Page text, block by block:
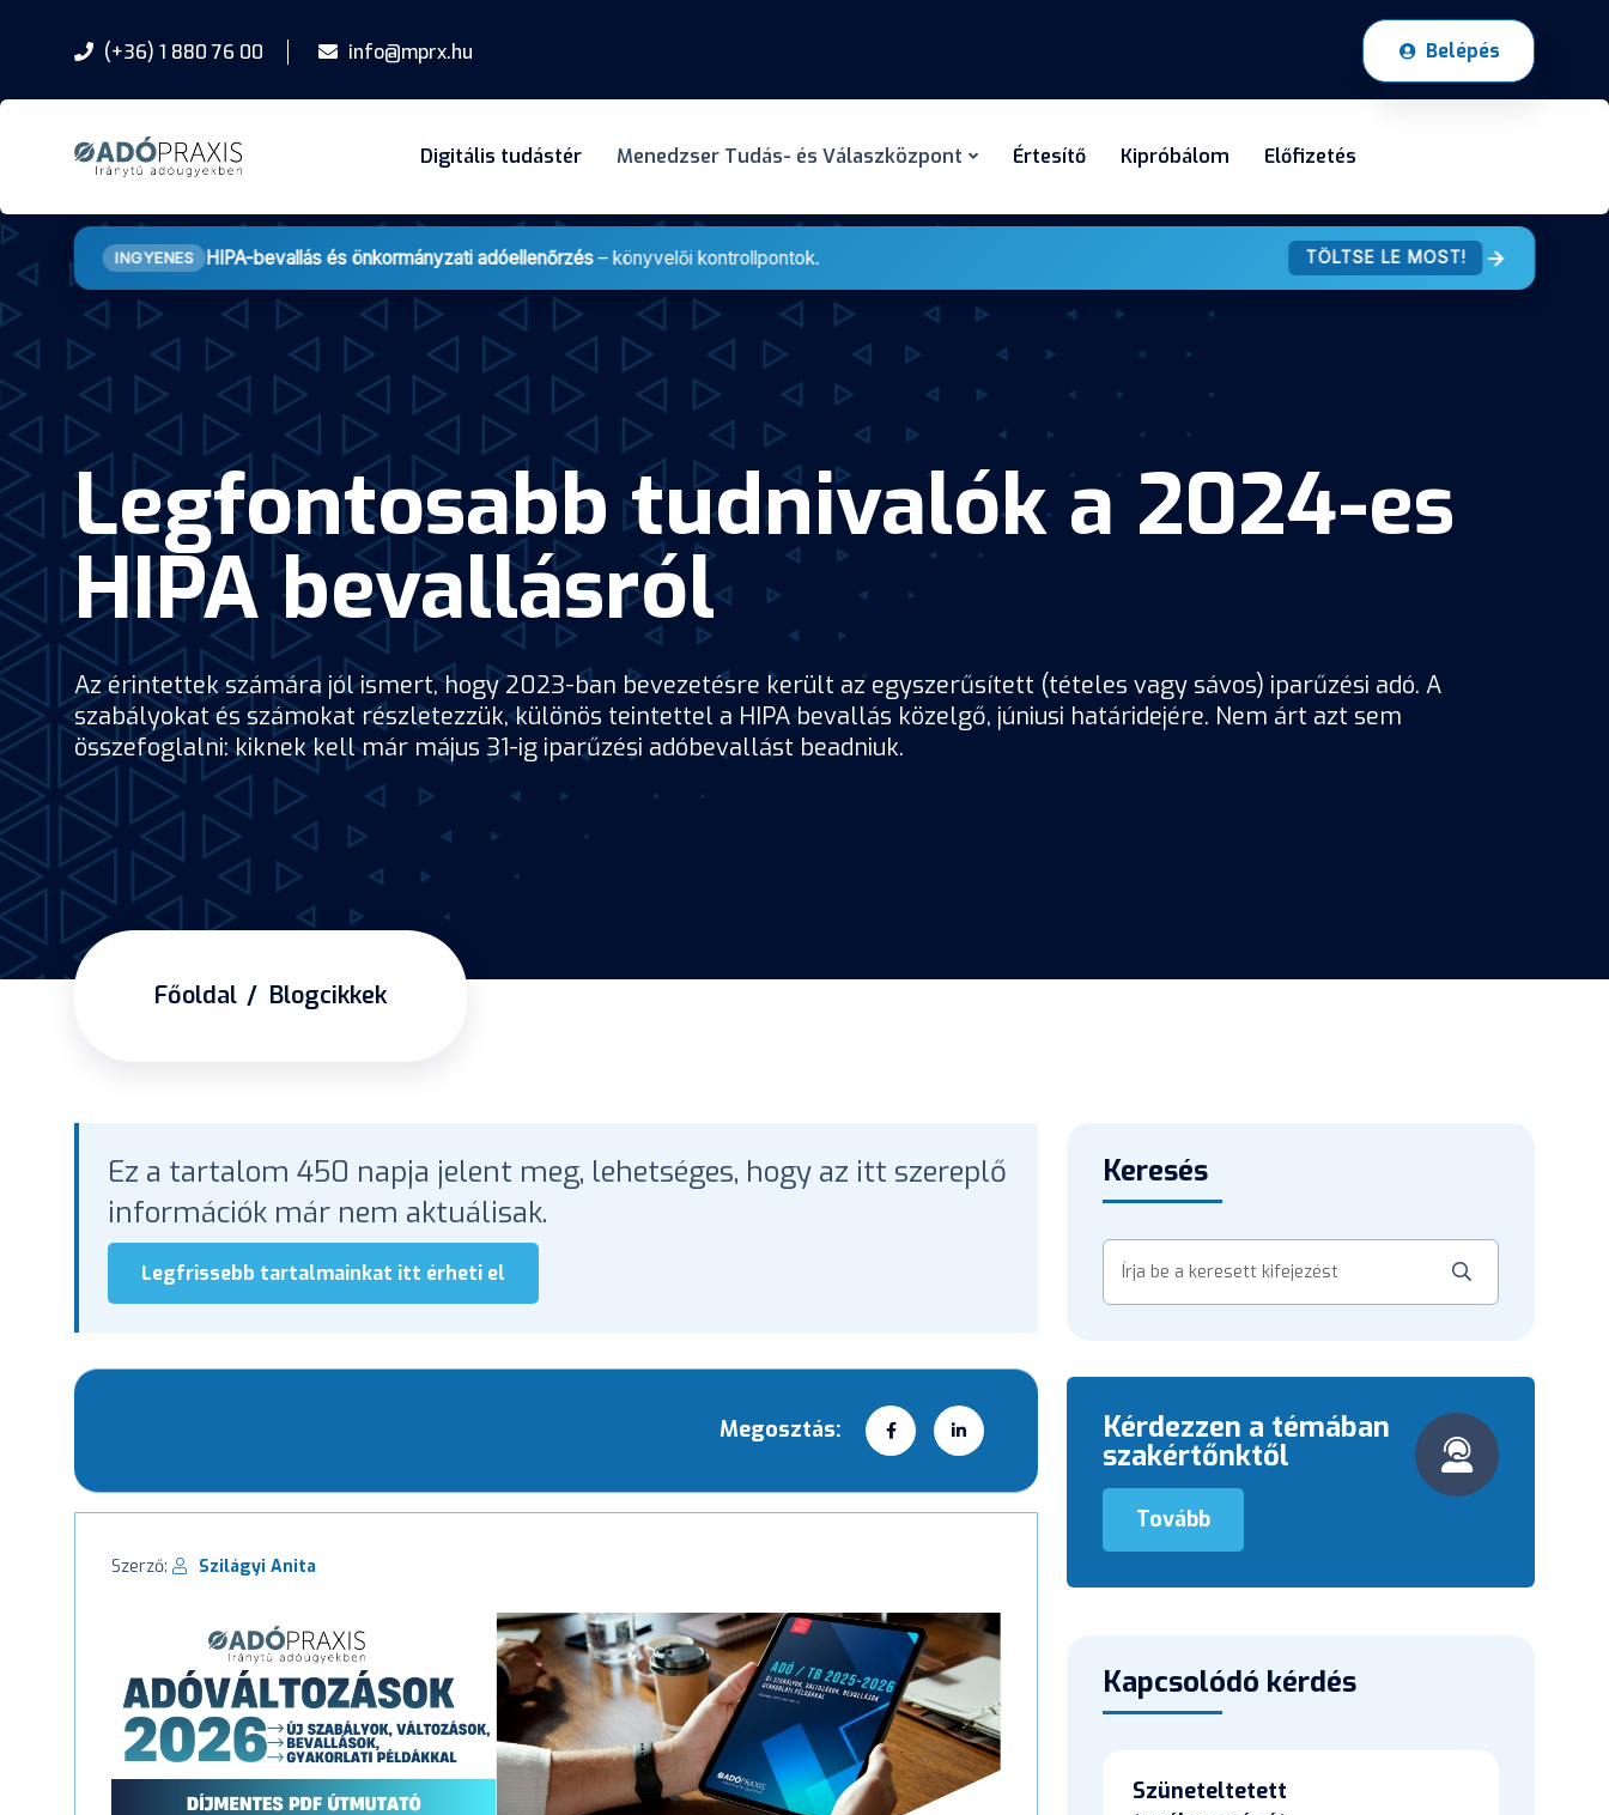
(+36) 1 880 76 00 info@mprx.hu Belépés
Digitális tudástér Menedzser Tudás- és Válaszközpont Értesítő Kipróbálom Előfizetés
INGYENES HIPA-bevallás és önkormányzati adóellenőrzés– könyvelői kontrollpontok. TÖLTSE LE MOST!
Legfontosabb tudnivalók a 2024-es
HIPA bevallásról
Az érintettek számára jól ismert, hogy 2023-ban bevezetésre került az egyszerűsített (tételes vagy sávos) iparűzési adó. A
szabályokat és számokat részletezzük, különös teintettel a HIPA bevallás közelgő, júniusi határidejére. Nem árt azt sem
összefoglalni: kiknek kell már május 31-ig iparűzési adóbevallást beadniuk.
Főoldal Blogcikkek
Ez a tartalom 450 napja jelent meg, lehetséges, hogy az itt szereplő
információk már nem aktuálisak.
Legfrissebb tartalmainkat itt érheti el
Megosztás:
Szerző: Szilágyi Anita
Keresés
Kérdezzen a témában
szakértőnktől
Tovább
Kapcsolódó kérdés
Szüneteltetett